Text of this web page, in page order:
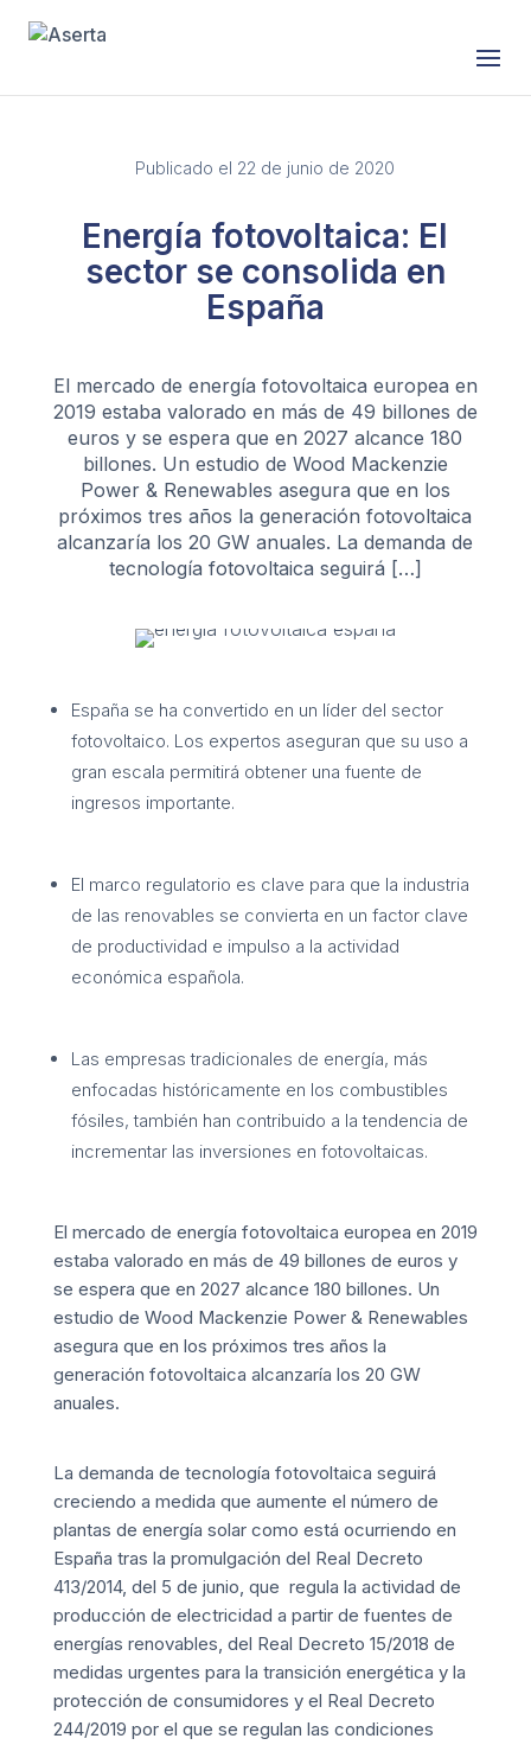
Publicado el 22 de junio de 2020
Energía fotovoltaica: El
sector se consolida en
España
El mercado de energía fotovoltaica europea en
2019 estaba valorado en más de 49 billones de
euros y se espera que en 2027 alcance 180
billones. Un estudio de Wood Mackenzie
Power & Renewables asegura que en los
próximos tres años la generación fotovoltaica
alcanzaría los 20 GW anuales. La demanda de
tecnología fotovoltaica seguirá […]
España se ha convertido en un líder del sector
fotovoltaico. Los expertos aseguran que su uso a
gran escala permitirá obtener una fuente de
ingresos importante.
El marco regulatorio es clave para que la industria
de las renovables se convierta en un factor clave
de productividad e impulso a la actividad
económica española.
Las empresas tradicionales de energía, más
enfocadas históricamente en los combustibles
fósiles, también han contribuido a la tendencia de
incrementar las inversiones en fotovoltaicas.
El mercado de energía fotovoltaica europea en 2019
estaba valorado en más de 49 billones de euros y
se espera que en 2027 alcance 180 billones. Un
estudio de Wood Mackenzie Power & Renewables
asegura que en los próximos tres años la
generación fotovoltaica alcanzaría los 20 GW
anuales.
La demanda de tecnología fotovoltaica seguirá
creciendo a medida que aumente el número de
plantas de energía solar como está ocurriendo en
España tras la promulgación del Real Decreto
413/2014, del 5 de junio, que regula la actividad de
producción de electricidad a partir de fuentes de
energías renovables, del Real Decreto 15/2018 de
medidas urgentes para la transición energética y la
protección de consumidores y el Real Decreto
244/2019 por el que se regulan las condiciones